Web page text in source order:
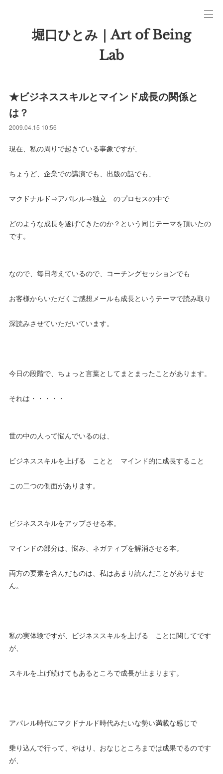
堀口ひとみ｜Art of Being
Lab
★ビジネススキルとマインド成長の関係と
は？
2009.04.15 10:56
現在、私の周りで起きている事象ですが、
ちょうど、企業での講演でも、出版の話でも、
マクドナルド⇒アパレル⇒独立 のプロセスの中で
どのような成長を遂げてきたのか？という同じテーマを頂いたの
です。
なので、毎日考えているので、コーチングセッションでも
お客様からいただくご感想メールも成長というテーマで読み取り
深読みさせていただいています。
今日の段階で、ちょっと言葉としてまとまったことがあります。
それは・・・・・
世の中の人って悩んでいるのは、
ビジネススキルを上げる ことと マインド的に成長すること
この二つの側面があります。
ビジネススキルをアップさせる本。
マインドの部分は、悩み、ネガティブを解消させる本。
両方の要素を含んだものは、私はあまり読んだことがありませ
ん。
私の実体験ですが、ビジネススキルを上げる ことに関してです
が、
スキルを上げ続けてもあるところで成長が止まります。
アパレル時代にマクドナルド時代みたいな勢い満載な感じで
乗り込んで行って、やはり、おなじところまでは成果でるのです
が、